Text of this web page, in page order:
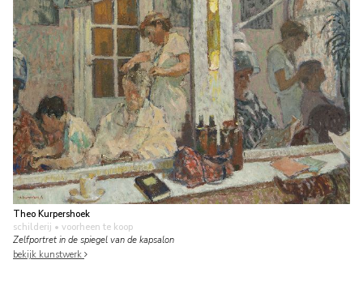
Theo Kurpershoek
schilderij • voorheen te koop
Zelfportret in de spiegel van de kapsalon
bekijk kunstwerk